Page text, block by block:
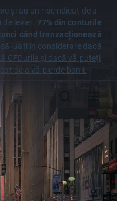
și au un risc ridicat de a
levier. 77% din conturile
când tranzacționează
luați în considerare dacă
CFDurile și dacă vă puteți
de a vă pierde banii.